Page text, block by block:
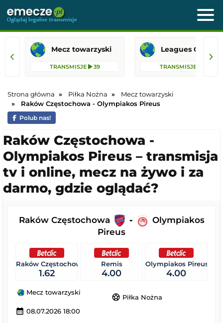
Mecz towarzyski
TRANSMISJE 39 TRANSMISJE
Strona główna Piłka Nożna
Mecz towarzyski
Raków Częstochowa - Olympiakos Pireus
Polub nas!
Raków Częstochowa -
Olympiakos Pireus – transmisja
tv i online, mecz na żywo i za
darmo, gdzie oglądać?
Raków Częstochowa -
Olympiakos
Pireus
Raków Częstochowa
1.62
Remis
4.00
Olympiakos Pireus
4.00
Mecz towarzyski
sports_soccer Piłka Nożna
calendar_month 08.07.2026 18:00